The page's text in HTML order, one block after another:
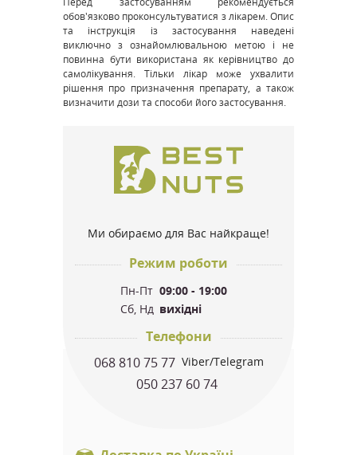
обов'язково проконсультуватися з лікарем. Опис
та інструкція із застосування наведені
виключно з ознайомлювальною метою і не
повинна бути використана як керівництво до
самолікування. Тільки лікар може ухвалити
рішення про призначення препарату, а також
визначити дози та способи його застосування.
Ми обираємо для Вас найкраще!
Режим роботи
Пн-Пт 09:00 - 19:00
Сб, Нд вихідні
Телефони
068 810 75 77 Viber/Telegram
050 237 60 74